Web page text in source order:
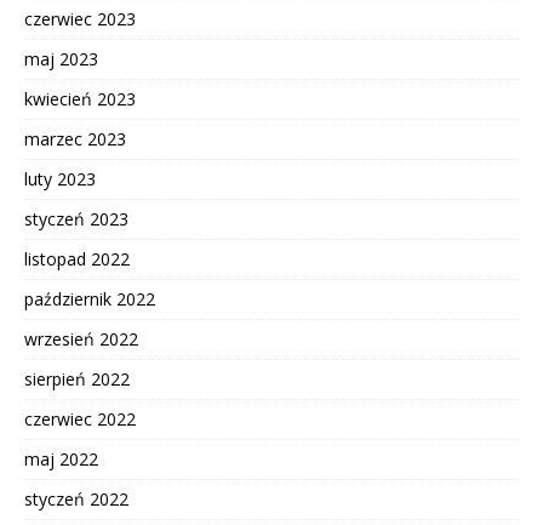
czerwiec 2023
maj 2023
kwiecień 2023
marzec 2023
luty 2023
styczeń 2023
listopad 2022
październik 2022
wrzesień 2022
sierpień 2022
czerwiec 2022
maj 2022
styczeń 2022